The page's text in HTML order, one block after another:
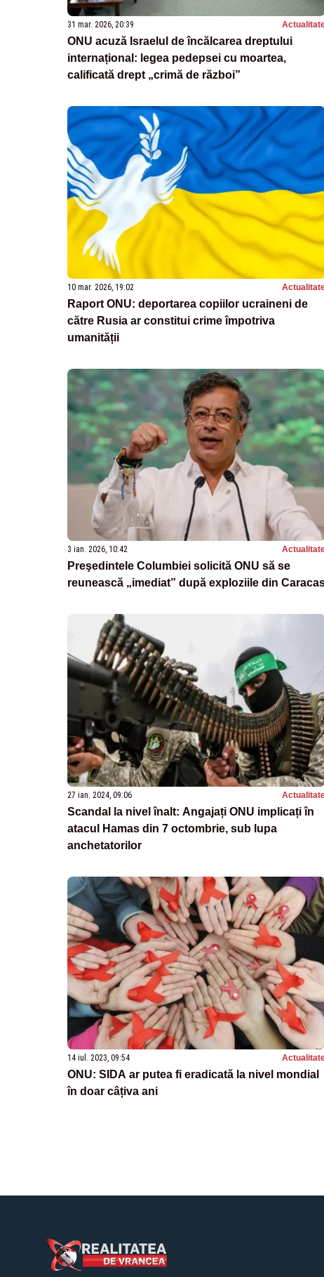
31 mar. 2026, 20:39
ONU acuză Israelul de încălcarea dreptului
internațional: legea pedepsei cu moartea,
calificată drept „crimă de război”
10 mar. 2026, 19:02
Raport ONU: deportarea copiilor ucraineni de
către Rusia ar constitui crime împotriva
umanității
3 ian. 2026, 10:42
Preşedintele Columbiei solicită ONU să se
reunească „imediat” după exploziile din
27 ian. 2024, 09:06
Scandal la nivel înalt: Angajați ONU implicați în
atacul Hamas din 7 octombrie, sub lupa
anchetatorilor
14 iul. 2023, 09:54
ONU: SIDA ar putea fi eradicată la nivel mondial
în doar câțiva ani